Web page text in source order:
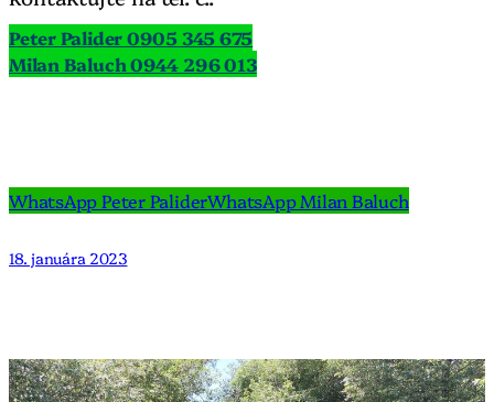
Peter Palider 0905 345 675
Milan Baluch 0944 296 013
WhatsApp Peter PaliderWhatsApp Milan Baluch
18. januára 2023